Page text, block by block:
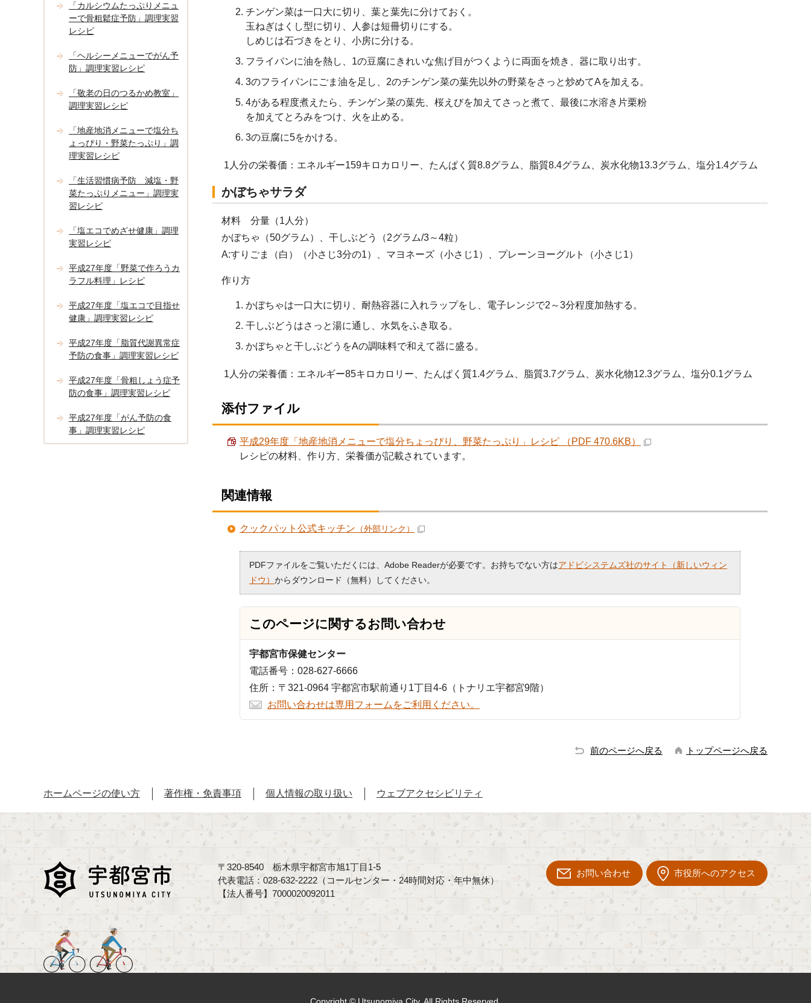
チンゲン菜は一口大に切り、葉と葉先に分けておく。
玉ねぎはくし型に切り、人参は短冊切りにする。
しめじは石づきをとり、小房に分ける。
フライパンに油を熱し、1の豆腐にきれいな焦げ目がつくように両面を焼き、器に取り出す。
3のフライパンにごま油を足し、2のチンゲン菜の葉先以外の野菜をさっと炒めてAを加える。
4がある程度煮えたら、チンゲン菜の葉先、桜えびを加えてさっと煮て、最後に水溶き片栗粉
を加えてとろみをつけ、火を止める。
3の豆腐に5をかける。
1人分の栄養価：エネルギー159キロカロリー、たんぱく質8.8グラム、脂質8.4グラム、炭水化物13.3グラム、塩分1.4グラム
かぼちゃサラダ
材料 分量（1人分）
かぼちゃ（50グラム）、干しぶどう（2グラム/3～4粒）
A:すりごま（白）（小さじ3分の1）、マヨネーズ（小さじ1）、プレーンヨーグルト（小さじ1）
作り方
かぼちゃは一口大に切り、耐熱容器に入れラップをし、電子レンジで2～3分程度加熱する。
干しぶどうはさっと湯に通し、水気をふき取る。
かぼちゃと干しぶどうをAの調味料で和えて器に盛る。
1人分の栄養価：エネルギー85キロカロリー、たんぱく質1.4グラム、脂質3.7グラム、炭水化物12.3グラム、塩分0.1グラム
添付ファイル
平成29年度「地産地消メニューで塩分ちょっぴり、野菜たっぷり」レシピ （PDF 470.6KB）
レシピの材料、作り方、栄養価が記載されています。
関連情報
クックパット公式キッチン （外部リンク）
PDFファイルをご覧いただくには、Adobe Readerが必要です。お持ちでない方はアドビシステムズ社のサイト（新しいウィン
ドウ） からダウンロード（無料）してください。
このページに関するお問い合わせ
宇都宮市保健センター
電話番号：028-627-6666
住所：〒321-0964 宇都宮市駅前通り1丁目4-6（トナリエ宇都宮9階）
お問い合わせは専用フォームをご利用ください。
「カルシウムたっぷりメニュ
ーで骨粗鬆症予防」調理実習
レシピ
「ヘルシーメニューでがん予
防」調理実習レシピ
「敬老の日のつるかめ教室」
調理実習レシピ
「地産地消メニューで塩分ち
ょっぴり・野菜たっぷり」調
理実習レシピ
「生活習慣病予防 減塩・野
菜たっぷりメニュー」調理実
習レシピ
「塩エコでめざせ健康」調理
実習レシピ
平成27年度「野菜で作ろうカ
ラフル料理」レシピ
平成27年度「塩エコで目指せ
健康」調理実習レシピ
平成27年度「脂質代謝異常症
予防の食事」調理実習レシピ
平成27年度「骨粗しょう症予
防の食事」調理実習レシピ
平成27年度「がん予防の食
事」調理実習レシピ
前のページへ戻る トップページへ戻る
ホームページの使い方 著作権・免責事項 個人情報の取り扱い ウェブアクセシビリティ
〒320-8540 栃木県宇都宮市旭1丁目1-5
代表電話：028-632-2222（コールセンター・24時間対応・年中無休）
【法人番号】7000020092011
お問い合わせ 市役所へのアクセス